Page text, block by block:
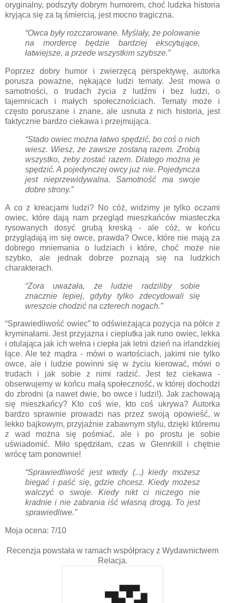
oryginalny, podszyty dobrym humorem, choć ludzka historia
kryjąca się za tą śmiercią, jest mocno tragiczna.
“Owca były rozczarowane. Myślały, że polowanie
na mordercę będzie bardziej ekscytujące,
łatwiejsze, a przede wszystkim szybsze.”
Poprzez dobry humor i zwierzęcą perspektywę, autorka
porusza poważne, nękające ludzi tematy. Jest mowa o
samotności, o trudach życia z ludźmi i bez ludzi, o
tajemnicach i małych społecznościach. Tematy może i
często poruszane i znane, ale usnuta z nich historia, jest
faktycznie bardzo ciekawa i przejmująca.
“Stado owiec można łatwo spędzić, bo coś o nich
wiesz. Wiesz, że zawsze zostaną razem. Zrobią
wszystko, żeby zostać razem. Dlatego można je
spędzić. A pojedynczej owcy już nie. Pojedyncza
jest nieprzewidywalna. Samotność ma swoje
dobre strony.”
A co z kreacjami ludzi? No cóż, widzimy je tylko oczami
owiec, które dają nam przegląd mieszkańców miasteczka
rysowanych dosyć grubą kreską - ale cóż, w końcu
przyglądają im się owce, prawda? Owce, które nie mają za
dobrego mniemania o ludziach i które, choć może nie
szybko, ale jednak dobrze poznają się na ludzkich
charakterach.
“Zora uważała, że ludzie radziliby sobie
znacznie lepiej, gdyby tylko zdecydowali się
wreszcie chodzić na czterech nogach.”
“Sprawiedliwość owiec” to odświeżająca pozycja na półce z
kryminałami. Jest przyjazna i cieplutka jak runo owiec, lekka
i otulająca jak ich wełna i ciepła jak letni dzień na irlandzkiej
łące. Ale też mądra - mówi o wartościach, jakimi nie tylko
owce, ale i ludzie powinni się w życiu kierować, mówi o
trudach i jak sobie z nimi radzić. Jest też ciekawa -
obserwujemy w końcu małą społeczność, w której dochodzi
do zbrodni (a nawet dwie, bo owce i ludzi!). Jak zachowają
się mieszkańcy? Kto coś wie, kto coś ukrywa? Autorka
bardzo sprawnie prowadzi nas przez swoją opowieść, w
lekko bajkowym, przyjaźnie zabawnym stylu, dzięki któremu
z wad można się pośmiać, ale i po prostu je sobie
uświadomić. Miło spędziłam, czas w Glennkill i chętnie
wrócę tam ponownie!
“Sprawiedliwość jest wtedy (...) kiedy możesz
biegać i paść się, gdzie chcesz. Kiedy możesz
walczyć o swoje. Kiedy nikt ci niczego nie
kradnie i nie zabrania iść własną drogą. To jest
sprawiedliwe.”
Moja ocena: 7/10
Recenzja powstała w ramach współpracy z Wydawnictwem
Relacja.